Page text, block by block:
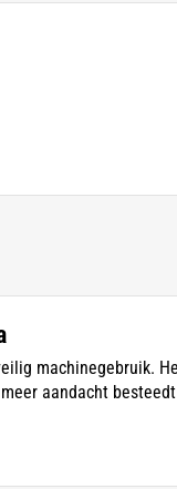
machinegebruik.
aandacht